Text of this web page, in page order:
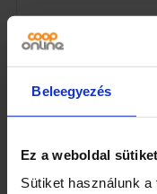
Beleegyezés
Ez a weboldal
Sütiket használunk
é
Kapcsolódó